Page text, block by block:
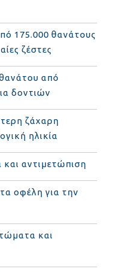
175.000 θανάτους
ζέστες
από
δοντιών
ζάχαρη
ηλικία
αντιμετώπιση
οφέλη για την
και